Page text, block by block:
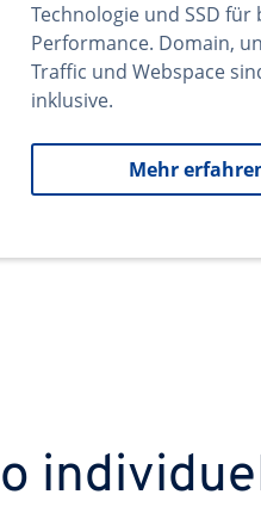
Technologie und SSD für
Performance. Domain,
Traffic und Webspace
inklusive.
Mehr